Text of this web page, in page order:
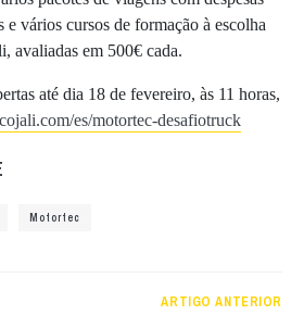
e vários cursos de formação à escolha
avaliadas em 500€ cada.
até dia 18 de fevereiro, às 11 horas,
es/motortec-desafiotruck
Motortec
ARTIGO ANTERIOR